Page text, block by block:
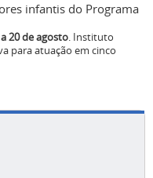
infantis do Programa
20 de agosto. Instituto
para atuação em cinco